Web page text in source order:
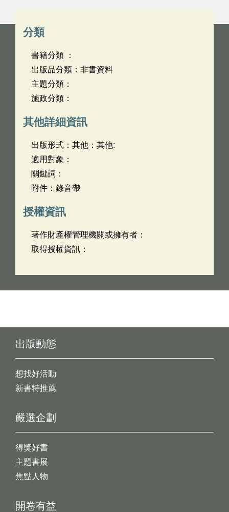
分類
書籍分類 ：
出版品分類：非書資料
主題分類：
施政分類：
其他詳細資訊
出版形式：其他：其他:
適用對象：
關鍵詞：
附件：錄音帶
授權資訊
著作財產權管理機關或擁有者：
取得授權資訊：
出版動態
想找好活動
新書特推薦
開卷有益
嚴選企劃
得獎好書
主題書展
焦點人物